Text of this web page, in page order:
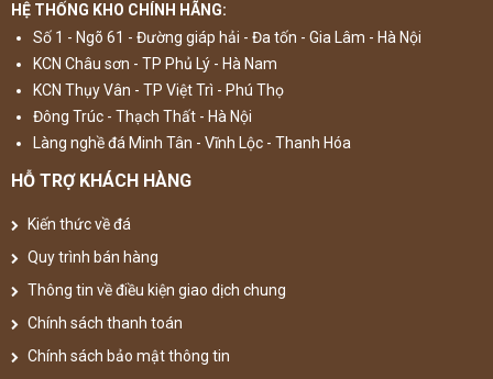
HỆ THỐNG KHO CHÍNH HÃNG:
Số 1 - Ngõ 61 - Đường giáp hải - Đa tốn - Gia Lâm - Hà Nội
KCN Châu sơn - TP Phủ Lý - Hà Nam
KCN Thụy Vân - TP Việt Trì - Phú Thọ
Đông Trúc - Thạch Thất - Hà Nội
Làng nghề đá Minh Tân - Vĩnh Lộc - Thanh Hóa
HỖ TRỢ KHÁCH HÀNG
Kiến thức về đá
Quy trình bán hàng
Thông tin về điều kiện giao dịch chung
Chính sách thanh toán
Chính sách bảo mật thông tin